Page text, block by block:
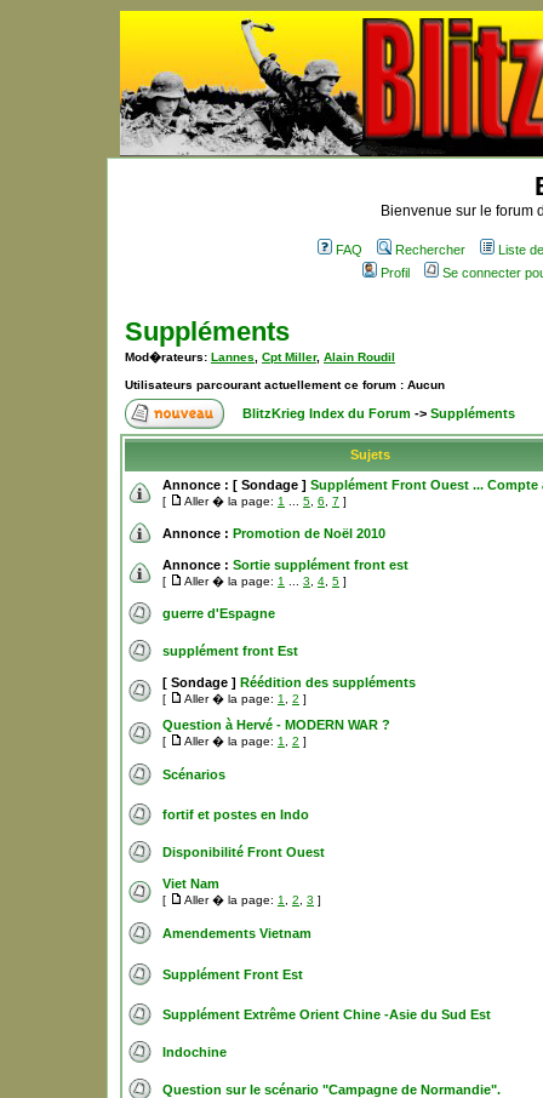
Bienvenue sur le forum
FAQ Rechercher
Liste
Profil
Se connecter
Suppléments
Mod�rateurs: Lannes Cpt Miller, Alain Roudil
Utilisateurs parcourant actuellement ce forum : Aucun
BlitzKrieg Index du Forum -> Suppléments
Sujets
Annonce : [ Sondage ] Supplément Front Ouest ... Compte
[ Aller � la page: 1 5 6 7 ]
Annonce : Promotion de Noël 2010
Annonce : Sortie supplément front est
[ Aller � la page: 1 3 4 5 ]
guerre d'Espagne
supplément front Est
[ Sondage ] Réédition des suppléments
[ Aller � la page: 1 2 ]
Question à Hervé - MODERN WAR ?
[ Aller � la page: 1 2 ]
Scénarios
fortif et postes en Indo
Disponibilité Front Ouest
Viet Nam
[ Aller � la page: 1 2 3 ]
Amendements Vietnam
Supplément Front Est
Supplément Extrême Orient Chine -Asie du Sud Est
Indochine
Question sur le scénario "Campagne de Normandie".